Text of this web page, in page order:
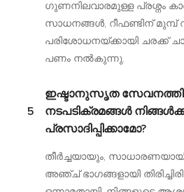
ഗുണനിലവാരമുള്ള പ്രശ്നം
സാധനങ്ങൾ, റീഫണ്ടിന് മുമ്പ്
പരിശോധനയ്ക്കായി ചരക്ക്
പണം നൽകുന്നു.
5
ഇഷ്ടാനുസൃത
നടപടിക്രമങ്ങൾ
പ്രസാദിപ്പിക്കാമോ?
തീർച്ചയായും,
അഞ്ച് ഭാഗങ്ങളായി